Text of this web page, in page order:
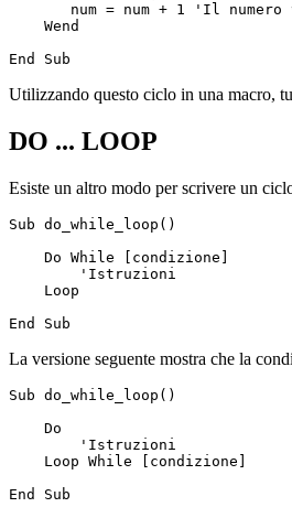
num = num + 1 'Il numero
    Wend
Utilizzando questo ciclo in una macro,
DO ... LOOP
Esiste un altro modo per scrivere un
Sub do_while_loop()
    Do While [condizione]
        'Istruzioni
    Loop
La versione seguente mostra che la
Sub do_while_loop()
    Do
        'Istruzioni
    Loop While [condizione]